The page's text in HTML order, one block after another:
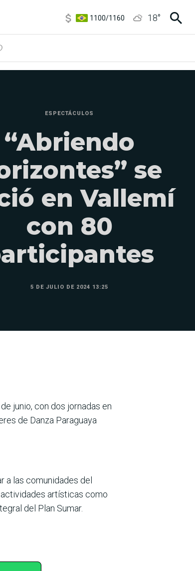
3,8/4
18°
ESPECTÁCULOS
“Abriendo
se
en Vallemí
con 80
5 DE JULIO DE 2024 13:25
junio, con dos jornadas en
de Danza Paraguaya
a las comunidades del
artísticas como
del Plan Sumar.